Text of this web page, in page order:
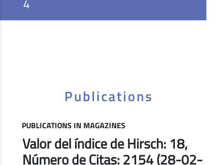
4
Publications
PUBLICATIONS IN MAGAZINES
Valor del índice de Hirsch: 18,
Número de Citas: 2154 (28-02-